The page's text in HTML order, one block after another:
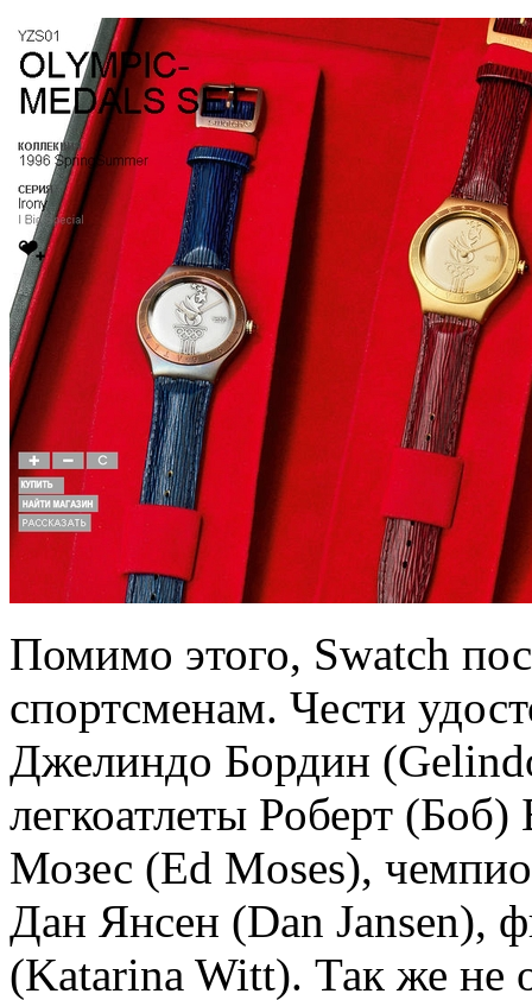
Помимо этого, Swatch
спортсменам. Чести
Джелиндо Бордин
легкоатлеты Роберт
Мозес (Ed Moses),
Дан Янсен (Dan Jansen),
(Katarina Witt). Так же не